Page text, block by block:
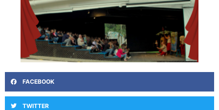
FACEBOOK
TWITTER